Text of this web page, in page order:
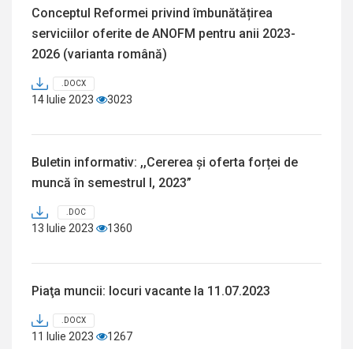
Conceptul Reformei privind îmbunătățirea
serviciilor oferite de ANOFM pentru anii 2023-
2026 (varianta română)
.DOCX
14 Iulie 2023 3023
Buletin informativ: ,,Cererea și oferta forței de
muncă în semestrul I, 2023”
.DOC
13 Iulie 2023 1360
Piaţa muncii: locuri vacante la 11.07.2023
.DOCX
11 Iulie 2023 1267